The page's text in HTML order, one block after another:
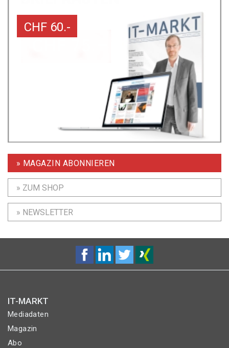
CHF 60.-
» MAGAZIN ABONNIEREN
» ZUM SHOP
» NEWSLETTER
IT-MARKT
Mediadaten
Magazin
Abo